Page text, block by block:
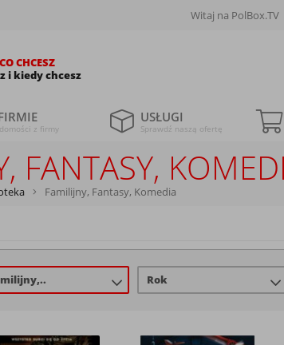
Witaj na PolBox.TV
CHCESZ
i kiedy chcesz
z firmy
USŁUGI
Sprawdź naszą ofertę
FANTASY,
Familijny, Fantasy, Komedia
Rok